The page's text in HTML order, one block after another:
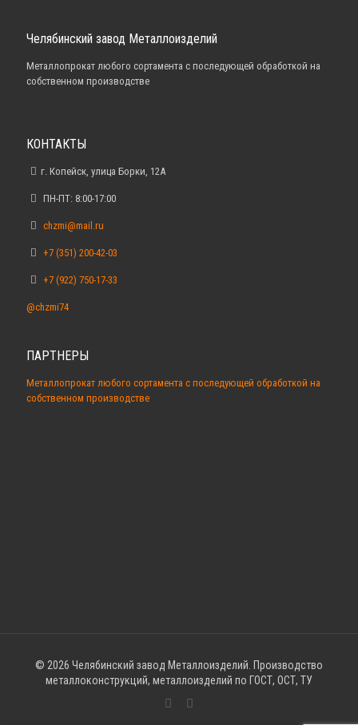
Челябинский завод Металлоизделий
Металлопрокат любого сортамента с последующей обработкой на
собственном производстве
КОНТАКТЫ
г. Копейск, улица Борки, 12А
ПН-ПТ: 8:00-17:00
chzmi@mail.ru
+7 (351) 200-42-03
+7 (922) 750-17-33
@chzmi74
ПАРТНЕРЫ
Металлопрокат любого сортамента с последующей обработкой на
собственном производстве
© 2026 Челябинский завод Металлоизделий. Производство
металлоконструкций, металлоизделий по ГОСТ, ОСТ, ТУ